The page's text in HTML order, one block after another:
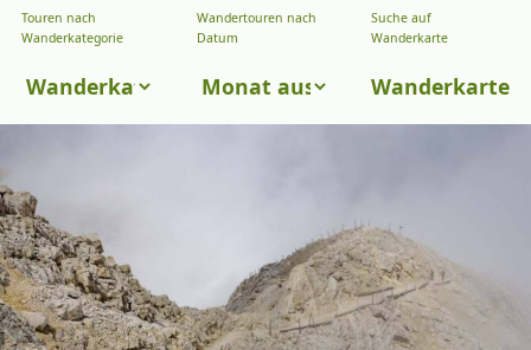
M
A
N
Touren nach
Wanderkategorie
Touren
Wandertouren nach
Datum
Wandertouren
Datum
Suche auf
Wanderkarte
Wanderkarte